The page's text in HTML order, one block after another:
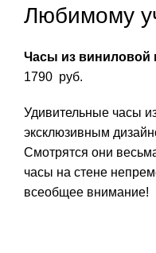
Любимому
Часы из виниловой
1790 руб.
Удивительные часы
эксклюзивным
Смотрятся они
часы на стене
всеобщее внимание!